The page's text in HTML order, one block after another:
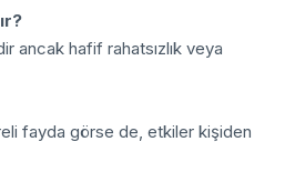
ancak hafif rahatsızlık veya
fayda görse de, etkiler kişiden